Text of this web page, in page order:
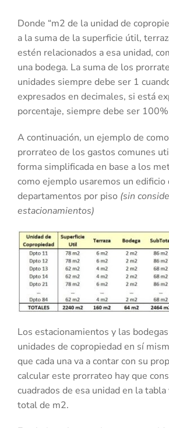
Donde “m2 de la unidad de
a la suma de la superficie útil,
estén relacionados a esa unidad,
una bodega. La suma de los
unidades siempre debe ser 1
expresados en decimales, si está
porcentaje, siempre debe ser 100%
A continuación, un ejemplo de
prorrateo de los gastos comunes
forma simplificada en base a los
como ejemplo usaremos un edificio
departamentos por piso (sin
estacionamientos)
Los estacionamientos y las
unidades de copropiedad en sí
que cada una va a contar con su
calcular este prorrateo hay que
cuadrados de esa unidad en la
total de m2.